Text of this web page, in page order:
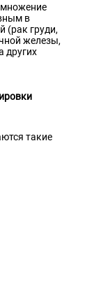
в
(рак груди,
железы,
других
такие